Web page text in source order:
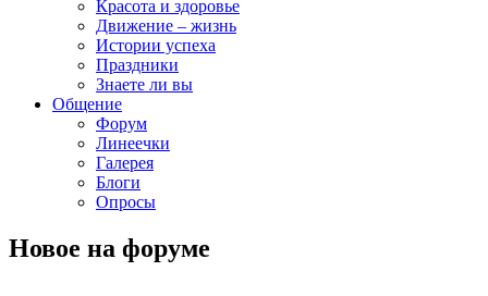
Красота и здоровье
Движение – жизнь
Истории успеха
Праздники
Знаете ли вы
Общение
Форум
Линеечки
Галерея
Блоги
Опросы
Новое на форуме